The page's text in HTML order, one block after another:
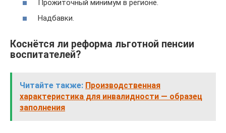
Прожиточный минимум в регионе.
Надбавки.
Коснётся ли реформа льготной пенсии
воспитателей?
Читайте также: Производственная
характеристика для инвалидности — образец
заполнения